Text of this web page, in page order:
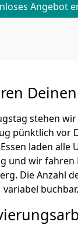
Angebot
stehen
pünktlich vor
laden alle
und wir fahren
Die Anzahl
variabel buchbar.